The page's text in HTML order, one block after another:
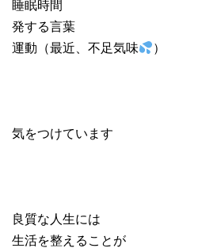
睡眠時間
発する言葉
運動（最近、不足気味
）
気をつけています
良質な人生には
生活を整えることが